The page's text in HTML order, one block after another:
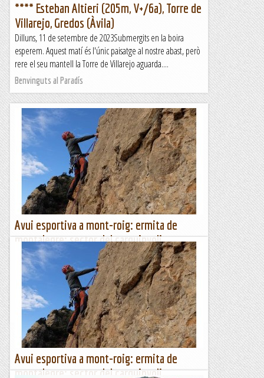
**** Esteban Altieri (205m, V+/6a), Torre de
Villarejo, Gredos (Àvila)
Dilluns, 11 de setembre de 2023Submergits en la boira
esperem. Aquest matí és l'únic paisatge al nostre abast, però
rere el seu mantell la Torre de Villarejo aguarda....
Benvinguts al Paradís
Avui esportiva a mont-roig: ermita de
montalegre: sector del carquinyoli
Feia molt de temps que no anava a fer esportiva. Amb la
colla vam decidir que amb la boira que visita la plana
lleidatans calia anar a Mont-roig i com teníem poc temps
el...
Escalada per a tontos
Avui esportiva a mont-roig: ermita de
montalegre: sector del carquinyoli